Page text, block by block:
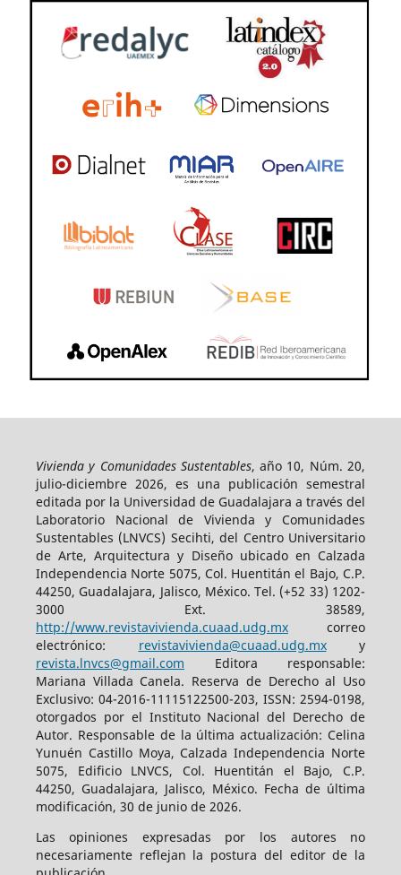
Vivienda y Comunidades Sustentables, año 10, Núm. 20,
julio-diciembre 2026, es una publicación semestral
editada por la Universidad de Guadalajara a través del
Laboratorio Nacional de Vivienda y Comunidades
Sustentables (LNVCS) Secihti, del Centro Universitario
de Arte, Arquitectura y Diseño ubicado en Calzada
Independencia Norte 5075, Col. Huentitán el Bajo, C.P.
44250, Guadalajara, Jalisco, México. Tel. (+52 33) 1202-
3000 Ext. 38589,
http://www.revistavivienda.cuaad.udg.mxcorreo
electrónico: revistavivienda@cuaad.udg.mxy
revista.lnvcs@gmail.com Editora responsable:
Mariana Villada Canela. Reserva de Derecho al Uso
Exclusivo: 04-2016-11115122500-203, ISSN: 2594-0198,
otorgados por el Instituto Nacional del Derecho de
Autor. Responsable de la última actualización: Celina
Yunuén Castillo Moya, Calzada Independencia Norte
5075, Edificio LNVCS, Col. Huentitán el Bajo, C.P.
44250, Guadalajara, Jalisco, México. Fecha de última
modificación, 30 de junio de 2026.
Las opiniones expresadas por los autores no
necesariamente reflejan la postura del editor de la